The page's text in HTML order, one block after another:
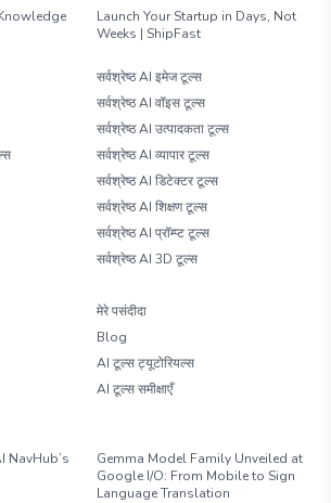
Launch Your Startup in Days, Not
Weeks | ShipFast
सर्वश्रेष्ठ AI इमेज टूल्स
सर्वश्रेष्ठ AI वॉइस टूल्स
सर्वश्रेष्ठ AI उत्पादकता टूल्स
सर्वश्रेष्ठ AI व्यापार टूल्स
सर्वश्रेष्ठ AI डिटेक्टर टूल्स
सर्वश्रेष्ठ AI शिक्षण टूल्स
सर्वश्रेष्ठ AI प्रॉम्प्ट टूल्स
सर्वश्रेष्ठ AI 3D टूल्स
मेरे पसंदीदा
Blog
AI टूल्स ट्यूटोरियल्स
AI टूल्स समीक्षाएँ
NavHub’s
Gemma Model Family Unveiled at
Google I/O: From Mobile to Sign
Language Translation